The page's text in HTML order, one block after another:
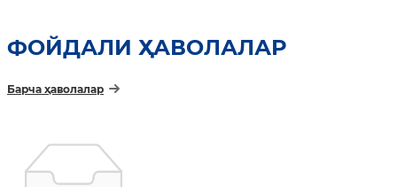
ФОЙДАЛИ ҲАВОЛАЛАР
Барча ҳаволалар